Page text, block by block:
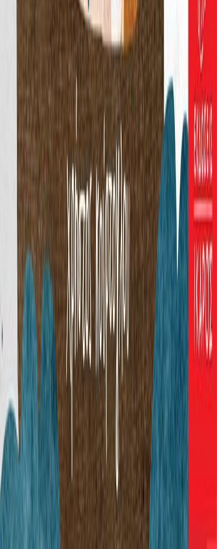
15 ημέρες δωρεάν · Χωρίς δέσμευση
Η καλύτερη στιγμή να ξεκινήσεις είναι
Δες τα πλάνα
συνέχισε με 4,99€/μήνα στο ετήσιο πλάνο
Η εφαρμογή ηχητικών βιβλίων.